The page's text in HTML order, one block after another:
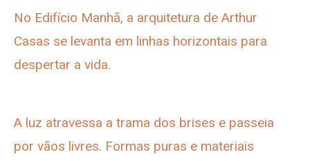
No Edifício Manhã, a arquitetura de Arthur
Casas se levanta em linhas horizontais para
despertar a vida.
A luz atravessa a trama dos brises e passeia
por vãos livres. Formas puras e materiais